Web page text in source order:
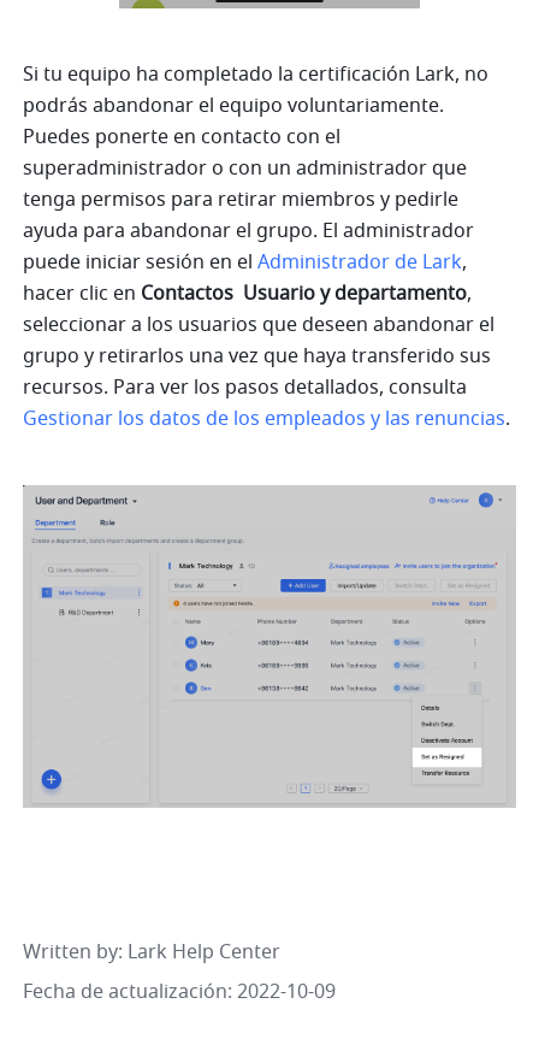
Si tu equipo ha completado la certificación Lark, no
podrás abandonar el equipo voluntariamente.
Puedes ponerte en contacto con el
superadministrador o con un administrador que
tenga permisos para retirar miembros y pedirle
ayuda para abandonar el grupo. El administrador
puede iniciar sesión en el Administrador de Lark,
hacer clic en Contactos Usuario y departamento,
seleccionar a los usuarios que deseen abandonar el
grupo y retirarlos una vez que haya transferido sus
Gestionar los datos de los empleados y las renuncias
Written by: Lark Help Center
Fecha de actualización: 2022-10-09